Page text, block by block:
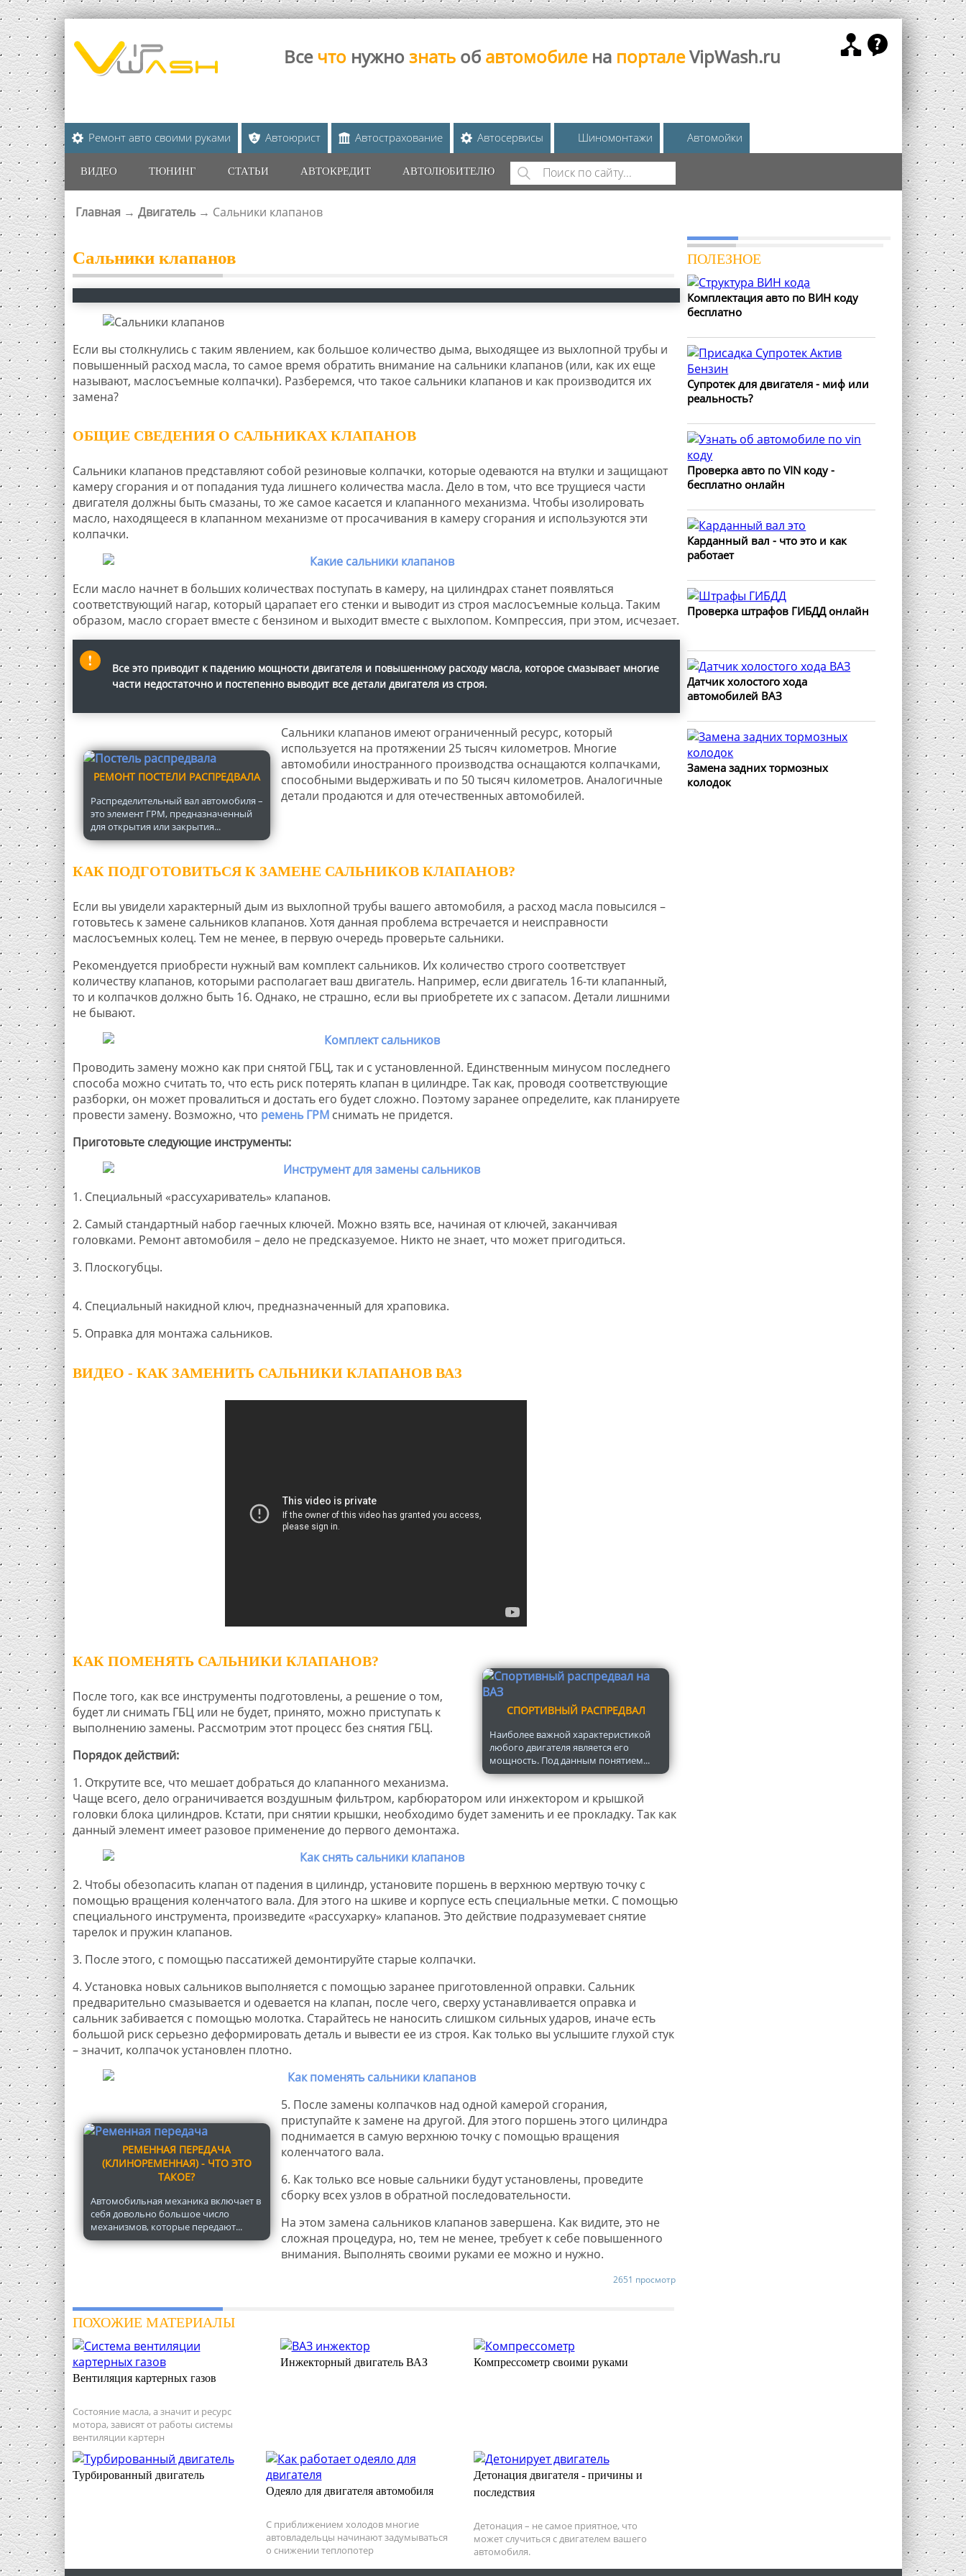
Все что нужно знать об автомобиле на порталеVipWash.ru
Ремонт авто своими руками Автоюрист Автострахование Автосервисы Шиномонтажи Автомойки
ВИДЕО ТЮНИНГ СТАТЬИ АВТОКРЕДИТ АВТОЛЮБИТЕЛЮ
ФОРМА ПОИСКА
Поиск
ВЫ ЗДЕСЬ
Главная → Двигатель → Cальники клапанов
Cальники клапанов
Если вы столкнулись с таким явлением, как большое количество дыма, выходящее из выхлопной трубы и
повышенный расход масла, то самое время обратить внимание на сальники клапанов (или, как их еще
называют, маслосъемные колпачки). Разберемся, что такое сальники клапанов и как производится их
замена?
ОБЩИЕ СВЕДЕНИЯ О САЛЬНИКАХ КЛАПАНОВ
Сальники клапанов представляют собой резиновые колпачки, которые одеваются на втулки и защищают
камеру сгорания и от попадания туда лишнего количества масла. Дело в том, что все трущиеся части
двигателя должны быть смазаны, то же самое касается и клапанного механизма. Чтобы изолировать
масло, находящееся в клапанном механизме от просачивания в камеру сгорания и используются эти
колпачки.
Если масло начнет в больших количествах поступать в камеру, на цилиндрах станет появляться
соответствующий нагар, который царапает его стенки и выводит из строя маслосъемные кольца. Таким
образом, масло сгорает вместе с бензином и выходит вместе с выхлопом. Компрессия, при этом, исчезает.
Все это приводит к падению мощности двигателя и повышенному расходу масла, которое смазывает многие
части недостаточно и постепенно выводит все детали двигателя из строя.
РЕМОНТ ПОСТЕЛИ РАСПРЕДВАЛА
Распределительный вал автомобиля –
это элемент ГРМ, предназначенный
для открытия или закрытия...
Сальники клапанов имеют ограниченный ресурс, который
используется на протяжении 25 тысяч километров. Многие
автомобили иностранного производства оснащаются колпачками,
способными выдерживать и по 50 тысяч километров. Аналогичные
детали продаются и для отечественных автомобилей.
КАК ПОДГОТОВИТЬСЯ К ЗАМЕНЕ САЛЬНИКОВ КЛАПАНОВ?
Если вы увидели характерный дым из выхлопной трубы вашего автомобиля, а расход масла повысился –
готовьтесь к замене сальников клапанов. Хотя данная проблема встречается и неисправности
маслосъемных колец. Тем не менее, в первую очередь проверьте сальники.
Рекомендуется приобрести нужный вам комплект сальников. Их количество строго соответствует
количеству клапанов, которыми располагает ваш двигатель. Например, если двигатель 16-ти клапанный,
то и колпачков должно быть 16. Однако, не страшно, если вы приобретете их с запасом. Детали лишними
не бывают.
Проводить замену можно как при снятой ГБЦ, так и с установленной. Единственным минусом последнего
способа можно считать то, что есть риск потерять клапан в цилиндре. Так как, проводя соответствующие
разборки, он может провалиться и достать его будет сложно. Поэтому заранее определите, как планируете
провести замену. Возможно, что ремень ГРМснимать не придется.
Приготовьте следующие инструменты:
1. Специальный «рассухариватель» клапанов.
2. Самый стандартный набор гаечных ключей. Можно взять все, начиная от ключей, заканчивая
головками. Ремонт автомобиля – дело не предсказуемое. Никто не знает, что может пригодиться.
3. Плоскогубцы.
4. Специальный накидной ключ, предназначенный для храповика.
5. Оправка для монтажа сальников.
ВИДЕО - КАК ЗАМЕНИТЬ САЛЬНИКИ КЛАПАНОВ ВАЗ
КАК ПОМЕНЯТЬ САЛЬНИКИ КЛАПАНОВ?
СПОРТИВНЫЙ РАСПРЕДВАЛ
Наиболее важной характеристикой
любого двигателя является его
мощность. Под данным понятием...
После того, как все инструменты подготовлены, а решение о том,
будет ли снимать ГБЦ или не будет, принято, можно приступать к
выполнению замены. Рассмотрим этот процесс без снятия ГБЦ.
Порядок действий:
1. Открутите все, что мешает добраться до клапанного механизма.
Чаще всего, дело ограничивается воздушным фильтром, карбюратором или инжектором и крышкой
головки блока цилиндров. Кстати, при снятии крышки, необходимо будет заменить и ее прокладку. Так как
данный элемент имеет разовое применение до первого демонтажа.
2. Чтобы обезопасить клапан от падения в цилиндр, установите поршень в верхнюю мертвую точку с
помощью вращения коленчатого вала. Для этого на шкиве и корпусе есть специальные метки. С помощью
специального инструмента, произведите «рассухарку» клапанов. Это действие подразумевает снятие
тарелок и пружин клапанов.
3. После этого, с помощью пассатижей демонтируйте старые колпачки.
4. Установка новых сальников выполняется с помощью заранее приготовленной оправки. Сальник
предварительно смазывается и одевается на клапан, после чего, сверху устанавливается оправка и
сальник забивается с помощью молотка. Старайтесь не наносить слишком сильных ударов, иначе есть
большой риск серьезно деформировать деталь и вывести ее из строя. Как только вы услышите глухой стук
– значит, колпачок установлен плотно.
РЕМЕННАЯ ПЕРЕДАЧА
(КЛИНОРЕМЕННАЯ) - ЧТО ЭТО
ТАКОЕ?
Автомобильная механика включает в
себя довольно большое число
механизмов, которые передают...
5. После замены колпачков над одной камерой сгорания,
приступайте к замене на другой. Для этого поршень этого цилиндра
поднимается в самую верхнюю точку с помощью вращения
коленчатого вала.
6. Как только все новые сальники будут установлены, проведите
сборку всех узлов в обратной последовательности.
На этом замена сальников клапанов завершена. Как видите, это не
сложная процедура, но, тем не менее, требует к себе повышенного
внимания. Выполнять своими руками ее можно и нужно.
2651 просмотр
ПОХОЖИЕ МАТЕРИАЛЫ
Вентиляция картерных газов
Состояние масла, а значит и ресурс
мотора, зависят от работы системы
вентиляции картерн
Инжекторный двигатель ВАЗ Компрессометр своими руками
Турбированный двигатель
Одеяло для двигателя автомобиля
С приближением холодов многие
автовладельцы начинают задумываться
о снижении теплопотер
Детонация двигателя - причины и
последствия
Детонация – не самое приятное, что
может случиться с двигателем вашего
автомобиля.
ПОЛЕЗНОЕ
Комплектация авто по ВИН коду
бесплатно
Супротек для двигателя - миф или
реальность?
Проверка авто по VIN коду -
бесплатно онлайн
Карданный вал - что это и как
работает
Проверка штрафов ГИБДД онлайн
Датчик холостого хода
автомобилей ВАЗ
Замена задних тормозных
колодок